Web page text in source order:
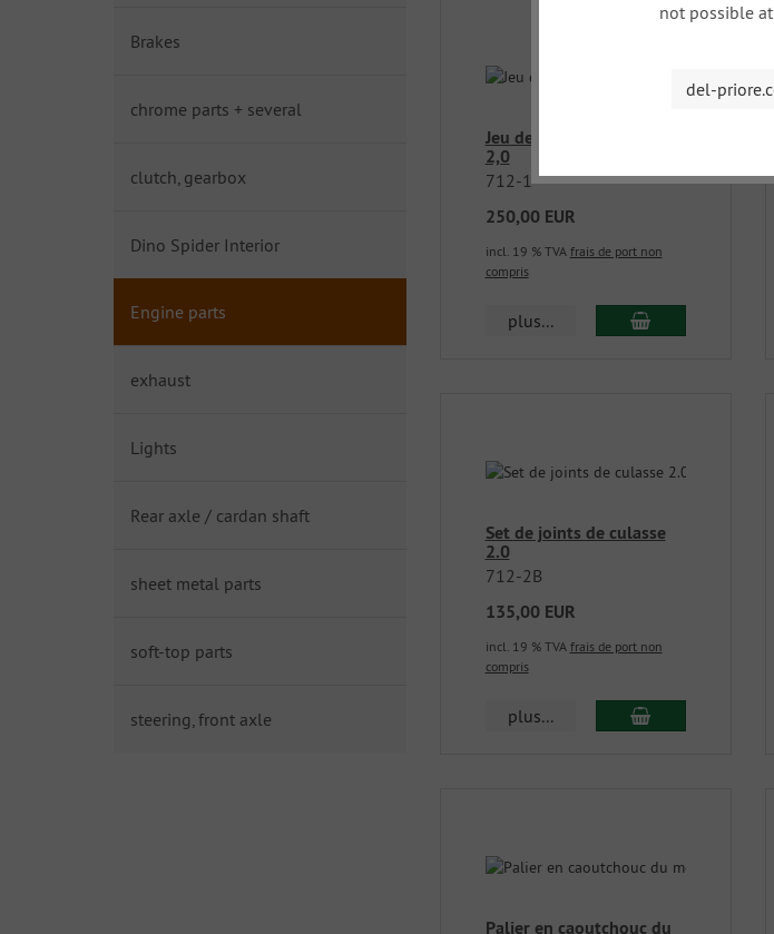
Jeu de joints pour moteur
2,0
712-1
250,00 EUR
incl. 19 % TVA frais de port non
compris
plus...
Set de joints de culasse
2.0
712-2B
135,00 EUR
incl. 19 % TVA frais de port non
compris
plus...
Palier en caoutchouc du
Brakes
chrome parts + several
clutch, gearbox
Dino Spider Interior
Engine parts
exhaust
Lights
Rear axle / cardan shaft
sheet metal parts
soft-top parts
steering, front axle
not possible
del-